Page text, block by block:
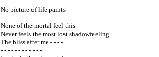
No picture of life paints
- - - - - - - - - - - -
None of the mortal feel this
Never feels the most lost shadowfeeling
The bliss after me - - - -.
- - - - - - - - - - - -